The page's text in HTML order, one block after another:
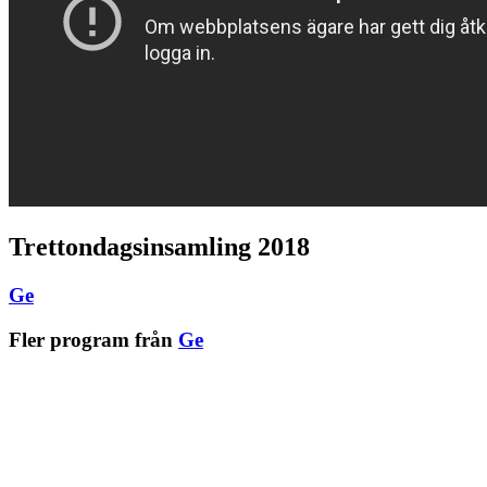
Trettondagsinsamling 2018
Ge
Fler program från Ge